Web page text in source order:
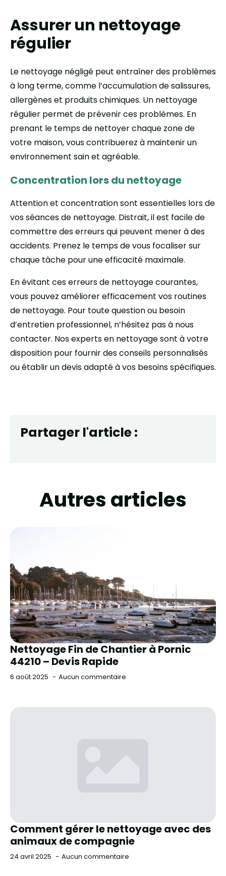
Assurer un nettoyage
régulier
Le nettoyage négligé peut entraîner des problèmes
à long terme, comme l’accumulation de salissures,
allergènes et produits chimiques. Un nettoyage
régulier permet de prévenir ces problèmes. En
prenant le temps de nettoyer chaque zone de
votre maison, vous contribuerez à maintenir un
environnement sain et agréable.
Concentration lors du nettoyage
Attention et concentration sont essentielles lors de
vos séances de nettoyage. Distrait, il est facile de
commettre des erreurs qui peuvent mener à des
accidents. Prenez le temps de vous focaliser sur
chaque tâche pour une efficacité maximale.
En évitant ces erreurs de nettoyage courantes,
vous pouvez améliorer efficacement vos routines
de nettoyage. Pour toute question ou besoin
d’entretien professionnel, n’hésitez pas à nous
contacter. Nos experts en nettoyage sont à votre
disposition pour fournir des conseils personnalisés
ou établir un devis adapté à vos besoins spécifiques.
Partager l'article :
Autres articles
Nettoyage Fin de Chantier à Pornic
44210 – Devis Rapide
6 août 2025 Aucun commentaire
Comment gérer le nettoyage avec des
animaux de compagnie
24 avril 2025 Aucun commentaire